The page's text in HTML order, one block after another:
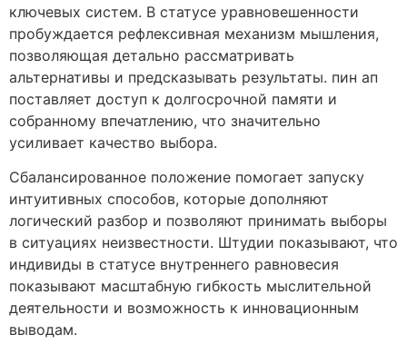
ключевых систем. В статусе уравновешенности
пробуждается рефлексивная механизм мышления,
позволяющая детально рассматривать
альтернативы и предсказывать результаты. пин ап
поставляет доступ к долгосрочной памяти и
собранному впечатлению, что значительно
усиливает качество выбора.
Сбалансированное положение помогает запуску
интуитивных способов, которые дополняют
логический разбор и позволяют принимать выборы
в ситуациях неизвестности. Штудии показывают, что
индивиды в статусе внутреннего равновесия
показывают масштабную гибкость мыслительной
деятельности и возможность к инновационным
выводам.